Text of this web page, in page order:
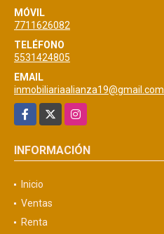
MÓVIL
7711626082
TELÉFONO
5531424805
EMAIL
inmobiliariaalianza19@gmail.com
Facebook
Instagram
INFORMACIÓN
Inicio
Ventas
Renta